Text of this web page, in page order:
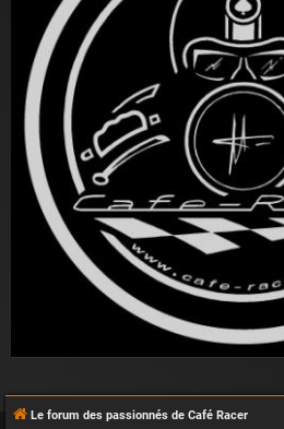
Le forum des passionnés de Café Racer